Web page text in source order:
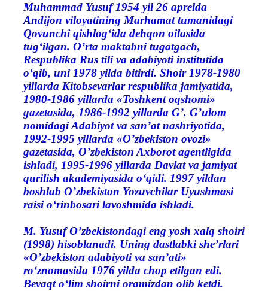
Muhammad Yusuf 1954 yil 26 aprelda
Andijon viloyatining Marhamat tumanidagi
Qovunchi qishlog‘ida dehqon oilasida
tug‘ilgan. O’rta maktabni tugatgach,
Respublika Rus tili va adabiyoti institutida
o‘qib, uni 1978 yilda bitirdi. Shoir 1978-1980
yillarda Kitobsevarlar respublika jamiyatida,
1980-1986 yillarda «Toshkent oqshomi»
gazetasida, 1986-1992 yillarda G’. G’ulom
nomidagi Adabiyot va san’at nashriyotida,
1992-1995 yillarda «O’zbekiston ovozi»
gazetasida, O’zbekiston Axborot agentligida
ishladi, 1995-1996 yillarda Davlat va jamiyat
qurilish akademiyasida o‘qidi. 1997 yildan
boshlab O’zbekiston Yozuvchilar Uyushmasi
raisi o‘rinbosari lavoshmida ishladi.
M. Yusuf O’zbekistondagi eng yosh xalq shoiri
(1998) hisoblanadi. Uning dastlabki she’rlari
«O’zbekiston adabiyoti va san’ati»
ro‘znomasida 1976 yilda chop etilgan edi.
Bevaqt o‘lim shoirni oramizdan olib ketdi.